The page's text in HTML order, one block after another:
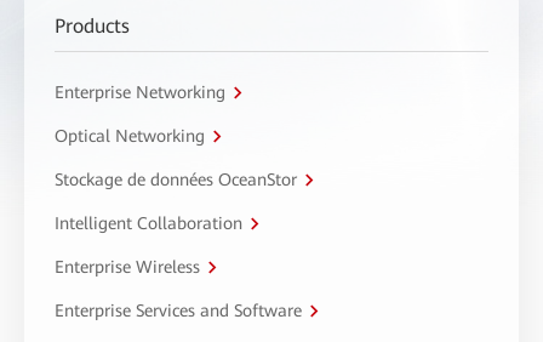
Products
Enterprise Networking
Optical Networking
Stockage de données OceanStor
Intelligent Collaboration
Enterprise Wireless
Enterprise Services and Software